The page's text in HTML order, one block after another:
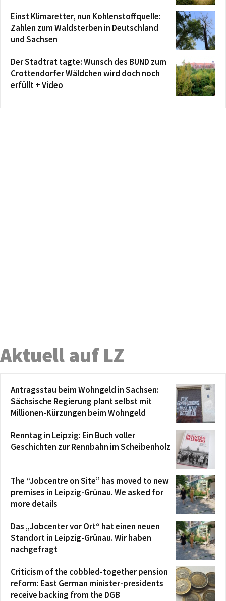
Einst Klimaretter, nun Kohlenstoffquelle:
Zahlen zum Waldsterben in Deutschland
und Sachsen
Der Stadtrat tagte: Wunsch des BUND zum
Crottendorfer Wäldchen wird doch noch
erfüllt + Video
Aktuell auf LZ
Antragsstau beim Wohngeld in Sachsen:
Sächsische Regierung plant selbst mit
Millionen-Kürzungen beim Wohngeld
Renntag in Leipzig: Ein Buch voller
Geschichten zur Rennbahn im Scheibenholz
The “Jobcentre on Site” has moved to new
premises in Leipzig-Grünau. We asked for
more details
Das „Jobcenter vor Ort“ hat einen neuen
Standort in Leipzig-Grünau. Wir haben
nachgefragt
Criticism of the cobbled-together pension
reform: East German minister-presidents
receive backing from the DGB